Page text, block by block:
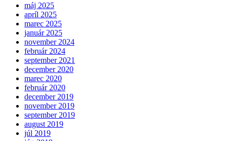
máj 2025
apríl 2025
marec 2025
január 2025
november 2024
február 2024
september 2021
december 2020
marec 2020
február 2020
december 2019
november 2019
september 2019
august 2019
júl 2019